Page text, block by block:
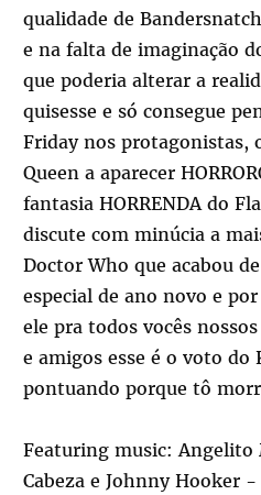
qualidade de
e na falta de imaginação
que poderia alterar a
quisesse e só consegue
Friday nos protagonistas,
Queen a aparecer
fantasia HORRENDA do
discute com minúcia a
Doctor Who que acabou
especial de ano novo e
ele pra todos vocês
e amigos esse é o voto do
pontuando porque tô
Featuring music:
Cabeza e Johnny Hooker